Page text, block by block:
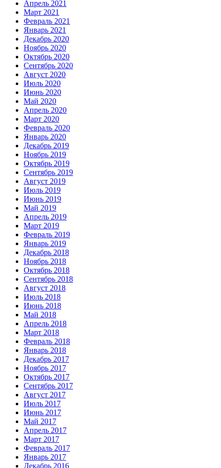
Апрель 2021
Март 2021
Февраль 2021
Январь 2021
Декабрь 2020
Ноябрь 2020
Октябрь 2020
Сентябрь 2020
Август 2020
Июль 2020
Июнь 2020
Май 2020
Апрель 2020
Март 2020
Февраль 2020
Январь 2020
Декабрь 2019
Ноябрь 2019
Октябрь 2019
Сентябрь 2019
Август 2019
Июль 2019
Июнь 2019
Май 2019
Апрель 2019
Март 2019
Февраль 2019
Январь 2019
Декабрь 2018
Ноябрь 2018
Октябрь 2018
Сентябрь 2018
Август 2018
Июль 2018
Июнь 2018
Май 2018
Апрель 2018
Март 2018
Февраль 2018
Январь 2018
Декабрь 2017
Ноябрь 2017
Октябрь 2017
Сентябрь 2017
Август 2017
Июль 2017
Июнь 2017
Май 2017
Апрель 2017
Март 2017
Февраль 2017
Январь 2017
Декабрь 2016